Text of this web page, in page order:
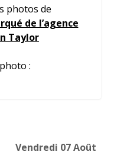
photos de
de l’agence
Taylor
:
Vendredi 07 Août